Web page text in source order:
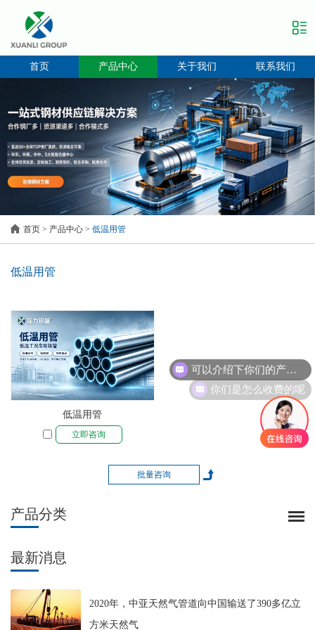
首页 产品中心 关于我们 联系我们
首页 > 产品中心 > 低温用管
低温用管
低温用管
立即咨询
产品分类
最新消息
2020年，中亚天然气管道向中国输送了390多亿立
方米天然气
可以介绍下你们的产品么
你们是怎么收费的呢